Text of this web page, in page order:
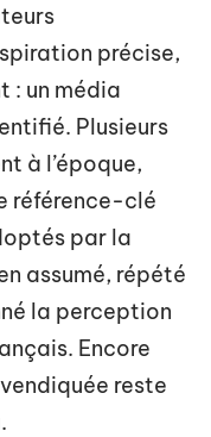
précise,
: un média
Plusieurs
à l’époque,
référence-clé
par la
assumé, répété
la perception
Encore
reste